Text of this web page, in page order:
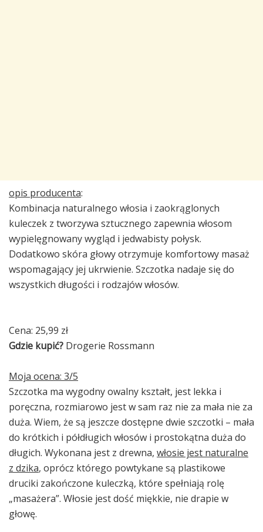
opis producenta:
Kombinacja naturalnego włosia i zaokrąglonych
kuleczek z tworzywa sztucznego zapewnia włosom
wypielęgnowany wygląd i jedwabisty połysk.
Dodatkowo skóra głowy otrzymuje komfortowy masaż
wspomagający jej ukrwienie. Szczotka nadaje się do
wszystkich długości i rodzajów włosów.
Cena: 25,99 zł
Gdzie kupić? Drogerie Rossmann
Moja ocena: 3/5
Szczotka ma wygodny owalny kształt, jest lekka i
poręczna, rozmiarowo jest w sam raz nie za mała nie za
duża. Wiem, że są jeszcze dostępne dwie szczotki – mała
do krótkich i półdługich włosów i prostokątna duża do
długich. Wykonana jest z drewna, włosie jest naturalne
z dzika, oprócz którego powtykane są plastikowe
druciki zakończone kuleczką, które spełniają rolę
„masażera”. Włosie jest dość miękkie, nie drapie w
głowę.